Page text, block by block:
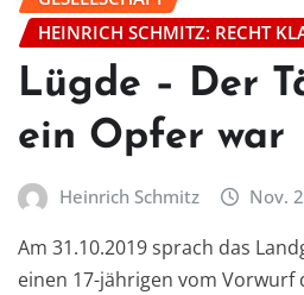
HEINRICH SCHMITZ: RECHT
Lügde – Der
ein Opfer war
Heinrich Schmitz Nov.
Am 31.10.2019 sprach das
einen 17-jährigen vom Vorwurf